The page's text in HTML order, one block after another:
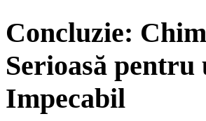
Concluzie:
Serioasă pentru
Impecabil